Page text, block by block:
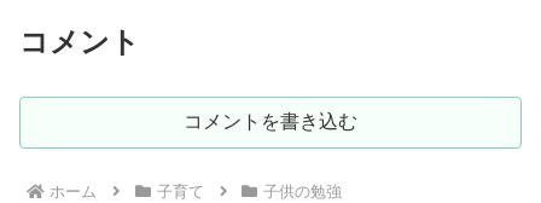
コメント
コメントを書き込む
ホーム 子育て 子供の勉強